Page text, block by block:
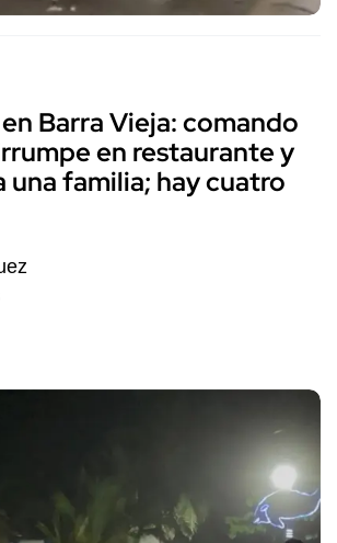
Barra Vieja: comando
en restaurante y
una familia; hay cuatro